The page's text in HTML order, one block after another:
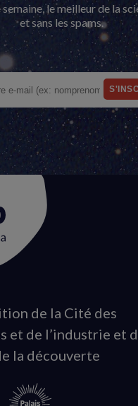
semaine, le meilleur de la
et sans les spams.
de la Cité des
et de l’industrie et
la découverte